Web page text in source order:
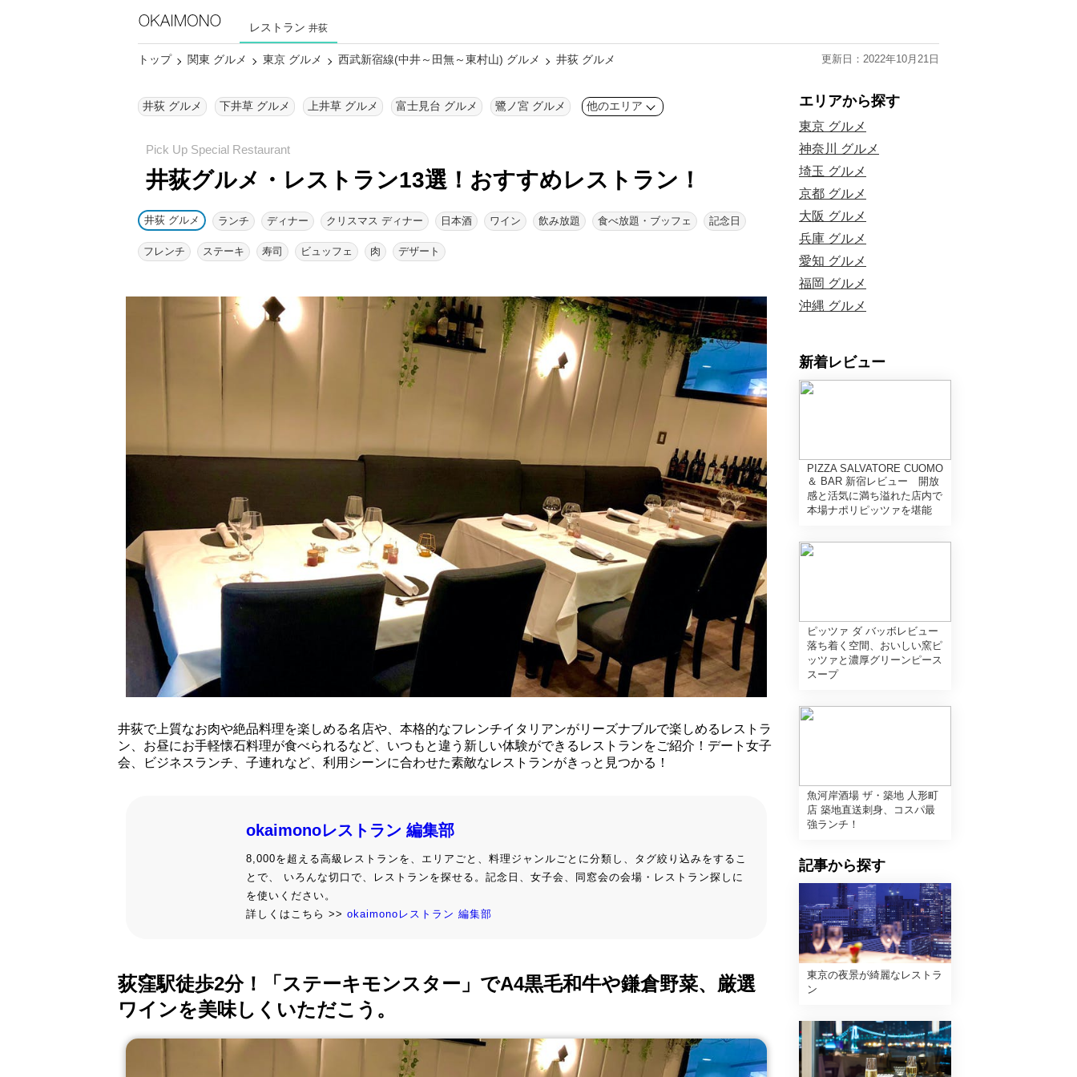
レストラン 井荻
トップ 関東 グルメ 東京 グルメ 西武新宿線(中井～田無～東村山) グルメ 井荻 グルメ 更新日：2022年10月21日
井荻 グルメ 下井草 グルメ 上井草 グルメ 富士見台 グルメ 鷺ノ宮 グルメ 他のエリア
井荻グルメ・レストラン13選！ おすすめレストラン！
井荻 グルメ ランチ ディナー クリスマス ディナー 日本酒 ワイン 飲み放題 食べ放題・ブッフェ 記念日
フレンチ ステーキ 寿司 ビュッフェ 肉 デザート
井荻で上質なお肉や絶品料理を楽しめる名店や、本格的なフレンチイタリアンがリーズナブルで楽しめるレストラ
ン、お昼にお手軽懐石料理が食べられるなど、いつもと違う新しい体験ができるレストランをご紹介！デート女子
会、ビジネスランチ、子連れなど、利用シーンに合わせた素敵なレストランがきっと見つかる！
okaimonoレストラン 編集部
8,000を超える高級レストランを、エリアごと、料理ジャンルごとに分類し、タグ絞り込みをするこ
とで、 いろんな切口で、レストランを探せる。記念日、女子会、同窓会の会場・レストラン探しに
を使いください。
詳しくはこちら >> okaimonoレストラン 編集部
荻窪駅徒歩2分！「ステーキモンスター」でA4黒毛和牛や鎌倉野菜、厳選
ワインを美味しくいただこう。
エリアから探す
東京 グルメ
神奈川 グルメ
埼玉 グルメ
京都 グルメ
大阪 グルメ
兵庫 グルメ
愛知 グルメ
福岡 グルメ
沖縄 グルメ
新着レビュー
PIZZA SALVATORE CUOMO
＆ BAR 新宿レビュー 開放
感と活気に満ち溢れた店内で
本場ナポリピッツァを堪能
ピッツァ ダ バッボレビュー
落ち着く空間、おいしい窯ピ
ッツァと濃厚グリーンピース
スープ
魚河岸酒場 ザ・築地 人形町
店 築地直送刺身、コスパ最
強ランチ！
記事から探す
東京の夜景が綺麗なレストラ
ン